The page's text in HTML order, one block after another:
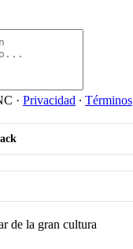
· Privacidad ∙ Términos
de la gran cultura